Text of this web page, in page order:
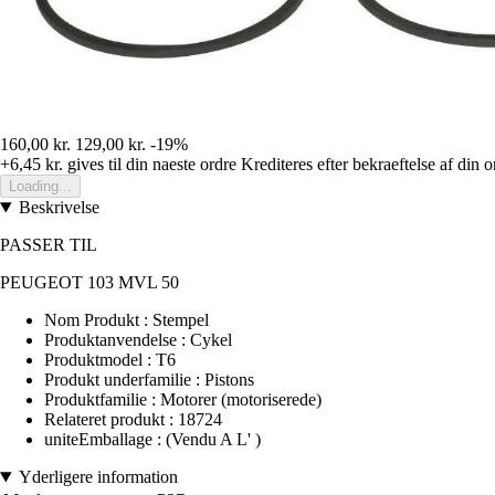
160,00 kr. 129,00 kr. -19%
+6,45 kr. gives til din naeste ordre Krediteres efter bekraeftelse af din
Loading...
Beskrivelse
PASSER TIL
PEUGEOT 103 MVL 50
Nom Produkt : Stempel
Produktanvendelse : Cykel
Produktmodel : T6
Produkt underfamilie : Pistons
Produktfamilie : Motorer (motoriserede)
Relateret produkt : 18724
uniteEmballage : (Vendu A L' )
Yderligere information